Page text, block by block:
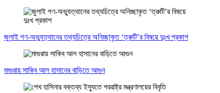
জুলাই গণ-অভ্যুত্থানের তথ্যচিত্রে অনিচ্ছাকৃত ‘ত্রুটি’র বিষয়ে দুঃখ প্রকাশ
মাগুরায় সাকিব আল হাসানের বাড়িতে আগুন